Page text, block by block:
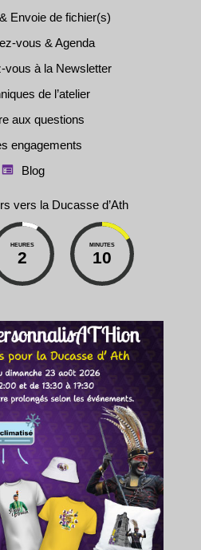
Envoie de fichier(s)
vous & Agenda
vous à la Newsletter
de l’atelier
aux questions
engagements
Blog
vers la Ducasse d’Ath
HEURES
2
MINUTES
10